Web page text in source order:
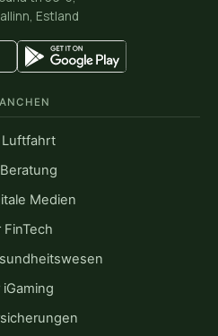
Estland
Luftfahrt
Medien
FinTech
iGaming